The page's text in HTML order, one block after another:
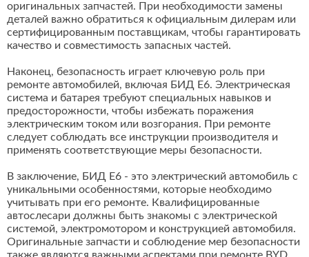
оригинальных запчастей. При необходимости замены
деталей важно обратиться к официальным дилерам или
сертифицированным поставщикам, чтобы гарантировать
качество и совместимость запасных частей.
Наконец, безопасность играет ключевую роль при
ремонте автомобилей, включая БИД Е6. Электрическая
система и батарея требуют специальных навыков и
предосторожности, чтобы избежать поражения
электрическим током или возгорания. При ремонте
следует соблюдать все инструкции производителя и
применять соответствующие меры безопасности.
В заключение, БИД Е6 - это электрический автомобиль с
уникальными особенностями, которые необходимо
учитывать при его ремонте. Квалифицированные
автослесари должны быть знакомы с электрической
системой, электромотором и конструкцией автомобиля.
Оригинальные запчасти и соблюдение мер безопасности